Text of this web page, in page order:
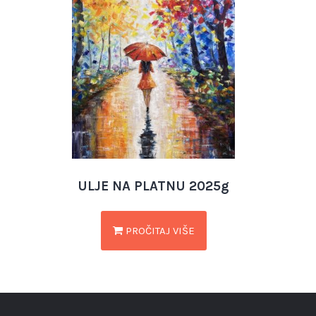
ULJE NA PLATNU 2025g
PROČITAJ VIŠE